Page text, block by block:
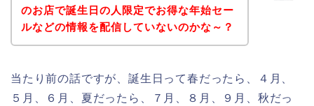
のお店で誕生日の人限定でお得な年始セー
ルなどの情報を配信していないのかな～？
当たり前の話ですが、誕生日って春だったら、４月、
５月、６月、夏だったら、７月、８月、９月、秋だっ